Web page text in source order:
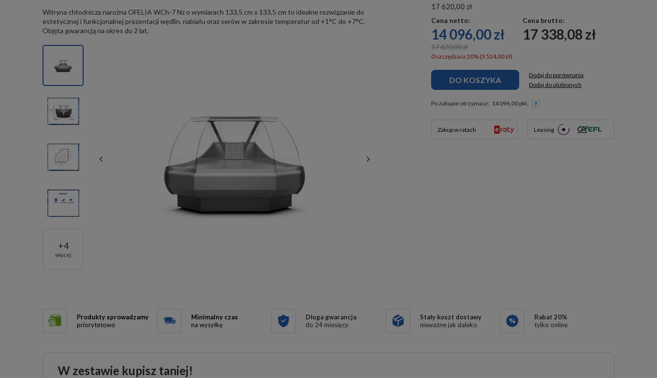
Witryna chłodnicza narożna OFELIA WCh-7 Nz o wymiarach 133,5 cm x 133,5 cm to idealne rozwiązanie do
estetycznej i funkcjonalnej prezentacji wędlin, nabiału oraz serów w zakresie temperatur od +1°C do +7°C.
Objęta gwarancją na okres do 2 lat.
+4
więcej
17 620,00 zł
Cena netto:
14 096,00 zł
17 620,00 zł
Oszczędzasz 20% (3 524,00 zł).
Cena brutto:
17 338,08 zł
DO KOSZYKA
Dodaj do porównania
Dodaj do ulubionych
Po zakupie otrzymasz: 14 096,00 pkt.
Zakup w ratach Leasing
Produkty sprowadzamy
priorytetowo
Minimalny czas
na wysyłkę
Długa gwarancja
do 24 miesięcy
Stały koszt dostawy
nieważne jak daleko
Rabat 20%
tylko online
W zestawie kupisz taniej!